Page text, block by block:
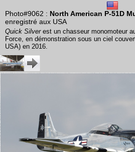
Photo#9062 : North American P-51D
enregistré aux USA
Quick Silverest un chasseur monomoteur
Force, en démonstration sous un ciel
USA) en 2016.